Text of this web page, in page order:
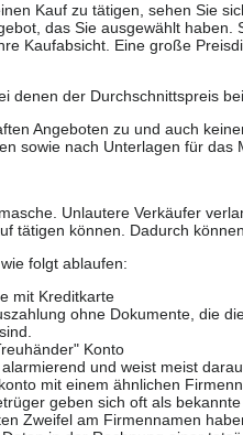
Kauf zu tätigen, sehen Sie
das Sie ausgewählt
Kaufabsicht. Eine große
denen der Durchschnittspreis
Angeboten zu und auch
sowie nach Unterlagen für
Unlautere Verkäufer
tätigen können. Dadurch
folgt ablaufen:
mit Kreditkarte
ohne Dokumente, die
Konto
und weist meist
mit einem ähnlichen
geben sich oft als
Zweifel am Firmennamen